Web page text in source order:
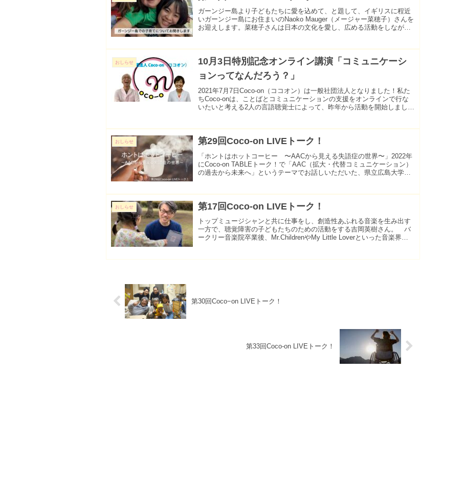
ガーンジー島より子どもたちに愛を込めて、と題して、イギリスに程近
いガーンジー島にお住まいのNaoko Mauger（メージャー菜穂子）さんを
お迎えします。菜穂子さんは日本の文化を愛し、広める活動をしなが
おしらせ
10月3日特別記念オンライン講演「コミュニケーシ
ョンってなんだろう？」
2021年7月7日Coco-on（ココオン）は一般社団法人となりました！私た
ちCoco-onは、ことばとコミュニケーションの支援をオンラインで行な
いたいと考える2人の言語聴覚士によって、昨年から活動を開始しまし
おしらせ 第29回Coco-on LIVEトーク！
「ホントはホットコーヒー 〜AACから見える失語症の世界〜」2022年
にCoco-on TABLEトーク！で「AAC（拡大・代替コミュニケーション）
の過去から未来へ」というテーマでお話しいただいた、県立広島大学の
おしらせ 第17回Coco-on LIVEトーク！
トップミュージシャンと共に仕事をし、創造性あふれる音楽を生み出す
一方で、聴覚障害の子どもたちのための活動をする吉岡英樹さん。 バ
ークリー音楽院卒業後、Mr.ChildrenやMy Little Loverといった音楽界の
第30回Coco−on LIVEトーク！
第33回Coco-on LIVEトーク！